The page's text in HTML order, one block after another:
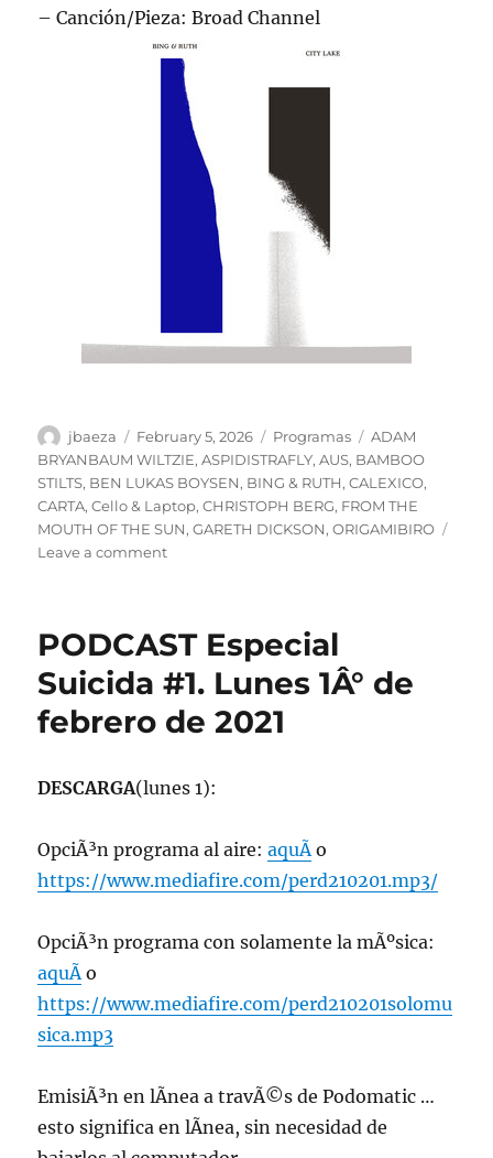
– Canción/Pieza: Broad Channel
Author
jbaeza
Posted
on
February 5, 2026 Categories
Programas Tags
ADAM
BRYANBAUM WILTZIE,ASPIDISTRAFLY,AUS, BAMBOO
STILTS, BEN LUKAS BOYSEN, BING & RUTH,CALEXICO,
CARTA,Cello & Laptop,CHRISTOPH BERG, FROM THE
MOUTH OF THE SUN,GARETH DICKSON,ORIGAMIBIRO
Leave a commenton
Febrero
de
2026.
Perdidos
el
U.
de
Chile
PODCAST Especial
Suicida #1. Lunes 1Â° de
febrero de 2021
DESCARGA(lunes 1):
OpciÃ³n programa al aire:aquÃ­o
https://www.mediafire.com/perd210201.mp3/
OpciÃ³n programa con solamente la mÃºsica:
aquÃ­o
https://www.mediafire.com/perd210201solomu
sica.mp3
EmisiÃ³n en lÃ­nea a travÃ©s de Podomatic …
esto significa en lÃ­nea, sin necesidad de